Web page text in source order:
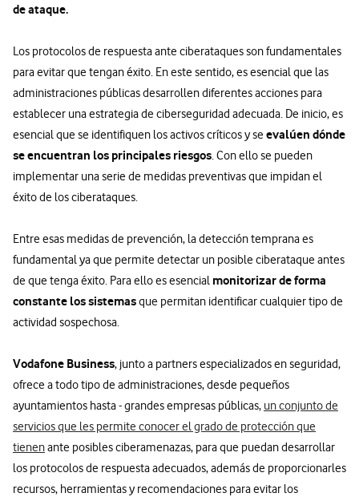
de ataque.
Los protocolos de respuesta ante ciberataques son fundamentales
para evitar que tengan éxito. En este sentido, es esencial que las
administraciones públicas desarrollen diferentes acciones para
establecer una estrategia de ciberseguridad adecuada. De inicio, es
esencial que se identifiquen los activos críticos y seevalúen dónde
se encuentran los principales riesgos. Con ello se pueden
implementar una serie de medidas preventivas que impidan el
éxito de los ciberataques.
Entre esas medidas de prevención, la detección temprana es
fundamental ya que permite detectar un posible ciberataque antes
de que tenga éxito. Para ello es esencial monitorizar de forma
constante los sistemasque permitan identificar cualquier tipo de
actividad sospechosa.
Vodafone Business, junto a partners especializados en seguridad,
ofrece a todo tipo de administraciones, desde pequeños
ayuntamientos hasta - grandes empresas públicas, un conjunto de
servicios que les permite conocer el grado de protección que
tienenante posibles ciberamenazas, para que puedan desarrollar
los protocolos de respuesta adecuados, además de proporcionarles
recursos, herramientas y recomendaciones para evitar los